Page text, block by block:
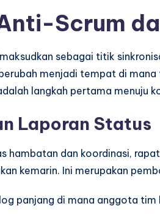
Scrum
sebagai titik
menjadi tempat di
langkah pertama menuju
Laporan Status
hambatan dan koordinasi,
kemarin. Ini merupakan
panjang di mana anggota